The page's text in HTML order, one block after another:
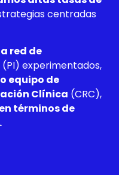
centradas
red de
(PI) experimentados,
equipo de
Clínica (CRC),
términos de